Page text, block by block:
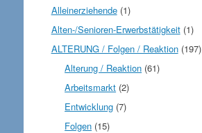
Alleinerziehende(1)
Alten-/Senioren-Erwerbstätigkeit(1)
ALTERUNG / Folgen / Reaktion(197)
Alterung / Reaktion (61)
Arbeitsmarkt (2)
Entwicklung (7)
Folgen (15)